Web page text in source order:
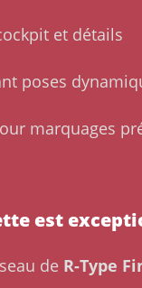
et détails
poses
marquages
est
de R-Type